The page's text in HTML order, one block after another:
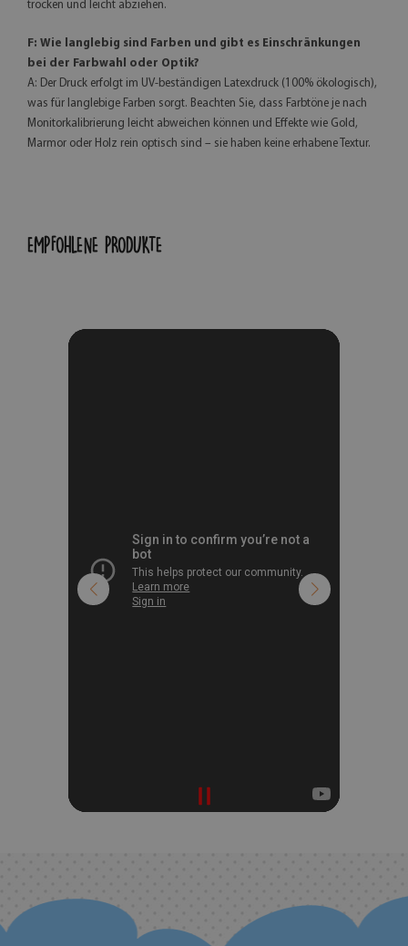
trocken und leicht abziehen.
F: Wie langlebig sind Farben und gibt es Einschränkungen
bei der Farbwahl oder Optik?
A: Der Druck erfolgt im UV-beständigen Latexdruck (100% ökologisch),
was für langlebige Farben sorgt. Beachten Sie, dass Farbtöne je nach
Monitorkalibrierung leicht abweichen können und Effekte wie Gold,
Marmor oder Holz rein optisch sind – sie haben keine erhabene Textur.
EMPFOHLENE PRODUKTE